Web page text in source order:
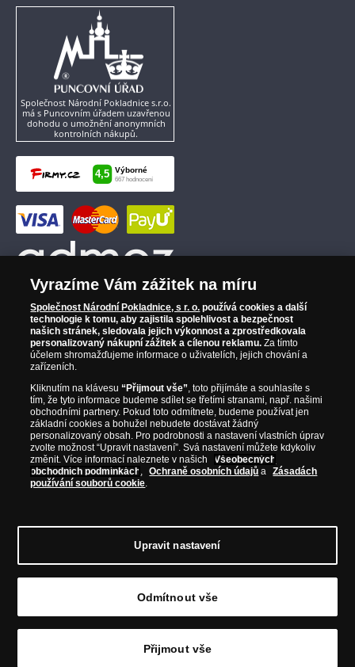
Vložit do košíku
Společnost Národní Pokladnice s.r.o.
má s Puncovním úřadem uzavřenou
dohodu o umožnění anonymních
kontrolních nákupů.
Tel.: 810 100 500E-mail: info@narodnipokladnice.cz, www.narodnipokladnice.cz;
soudem v Praze, oddíl C, vložka 146644
Upravit nastavení souborů cookie můžetekliknutím na tento
odkaz.
Vyrazíme Vám zážitek na míru
Společnost Národní Pokladnice, s r. o. používá cookies a další
technologie k tomu, aby zajistila spolehlivost a bezpečnost
našich stránek, sledovala jejich výkonnost a zprostředkovala
personalizovaný nákupní zážitek a cílenou reklamu. Za tímto
účelem shromažďujeme informace o uživatelích, jejich chování a
zařízeních.
Kliknutím na klávesu“Přijmout vše”, toto přijímáte a souhlasíte s
tím, že tyto informace budeme sdílet se třetími stranami, např. našimi
obchodními partnery. Pokud toto odmítnete, budeme používat jen
základní cookies a bohužel nebudete dostávat žádný
personalizovaný obsah. Pro podrobnosti a nastavení vlastních úprav
zvolte možnost “Upravit nastavení”. Svá nastavení můžete kdykoliv
změnit. Více informací naleznete v našich
Všeobecných
obchodních podmínkách , Ochraně osobních údajů a
Zásadách
používání souborů cookie.
Upravit nastavení
Odmítnout vše
Přijmout vše